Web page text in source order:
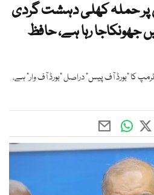
پر حملہ کھلی دہشت گردی
رہا ہے، حافظ
کا “بورڈ آف پیس” دراصل “بورڈ آف وار” ہے،